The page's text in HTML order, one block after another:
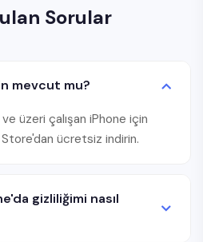
Sorular
mevcut mu?
üzeri çalışan iPhone için
Store'dan ücretsiz indirin.
gizliliğimi nasıl